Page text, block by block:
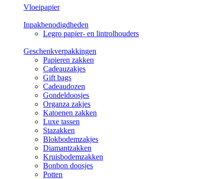
Vloeipapier
Inpakbenodigdheden
Legro papier- en lintrolhouders
Geschenkverpakkingen
Papieren zakken
Cadeauzakjes
Gift bags
Cadeaudozen
Gondeldoosjes
Organza zakjes
Katoenen zakken
Luxe tassen
Stazakken
Blokbodemzakjes
Diamantzakken
Kruisbodemzakken
Bonbon doosjes
Potten